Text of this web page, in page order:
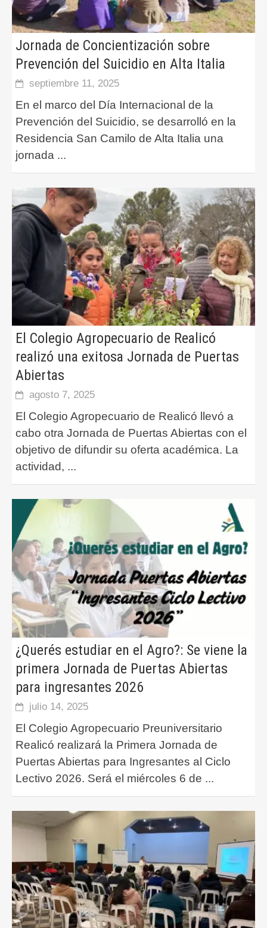
Jornada de Concientización sobre
Prevención del Suicidio en Alta Italia
septiembre 11, 2025
En el marco del Día Internacional de la
Prevención del Suicidio, se desarrolló en la
Residencia San Camilo de Alta Italia una
jornada ...
El Colegio Agropecuario de Realicó
realizó una exitosa Jornada de Puertas
Abiertas
agosto 7, 2025
El Colegio Agropecuario de Realicó llevó a
cabo otra Jornada de Puertas Abiertas con el
objetivo de difundir su oferta académica. La
actividad, ...
¿Querés estudiar en el Agro?: Se viene la
primera Jornada de Puertas Abiertas
para ingresantes 2026
julio 14, 2025
El Colegio Agropecuario Preuniversitario
Realicó realizará la Primera Jornada de
Puertas Abiertas para Ingresantes al Ciclo
Lectivo 2026. Será el miércoles 6 de ...